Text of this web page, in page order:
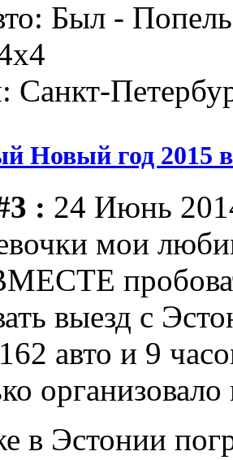
Был -
Санкт-
Новый год 2015
: 24 Июнь
мои
выезд с
авто и 9
в Эстонии